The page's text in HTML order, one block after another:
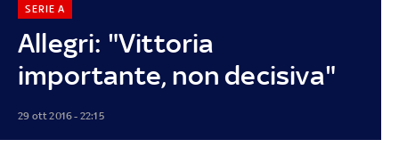
Allegri: "Vittoria
importante, non decisiva"
SERIE A
29 ott 2016 - 22:15